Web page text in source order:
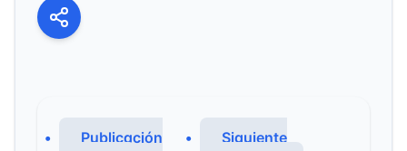
Publicación
Siguiente